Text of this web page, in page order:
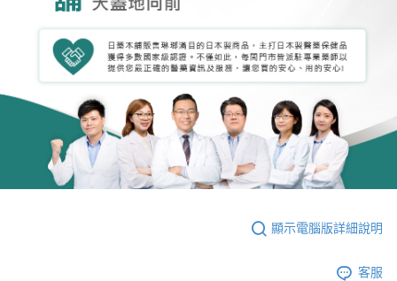
顯示電腦版詳細說明
客服